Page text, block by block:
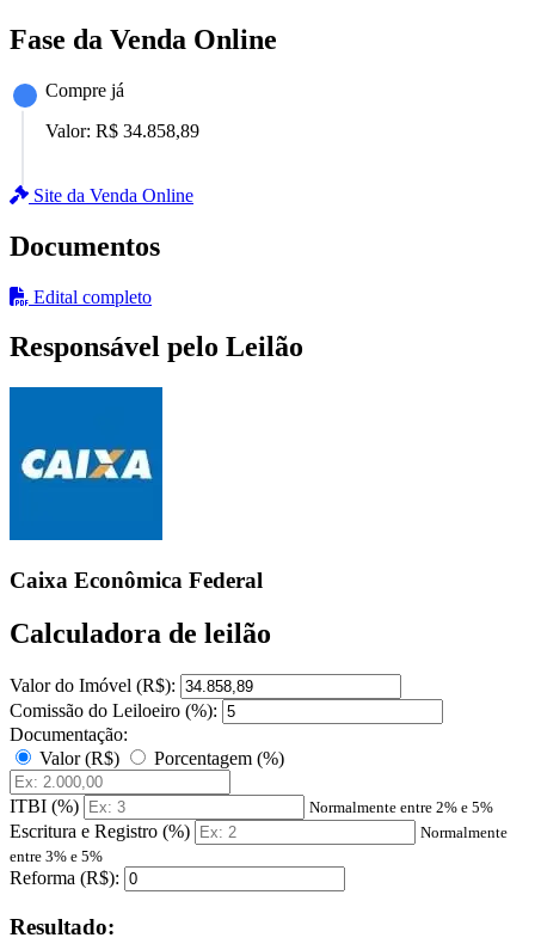
Fase da Venda Online
Compre já
Valor: R$ 34.858,89
Site da Venda Online
Documentos
Edital completo
Responsável pelo Leilão
Caixa Econômica Federal
Calculadora de leilão
Valor do Imóvel (R$):
Comissão do Leiloeiro (%):
Documentação:
Valor (R$)
Porcentagem (%)
ITBI (%) Normalmente entre 2% e 5%
Escritura e Registro (%)
Normalmente
entre 3% e 5%
Reforma (R$):
Resultado: